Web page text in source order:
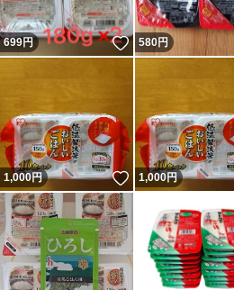
699円 いいね！
580円
1,000円 いいね！
1,000円